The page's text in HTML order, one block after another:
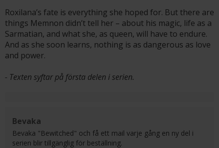
Roxilana’s fate is everything she hoped for. But there are
things Memnon didn’t tell her – about his magic, life as a
Sarmatian, and what she, as queen, will have to endure.
And as she soon learns, nothing is as dangerous as love
and power.
- Texten syftar på första delen i serien.
Bevaka
Bevaka "Bewitched" och få ett mail varje gång en ny del i
serien blir tillgänglig för beställning.